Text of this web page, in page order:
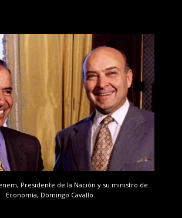
Presidente de la Nación y su ministro de
Economía, Domingo Cavallo.